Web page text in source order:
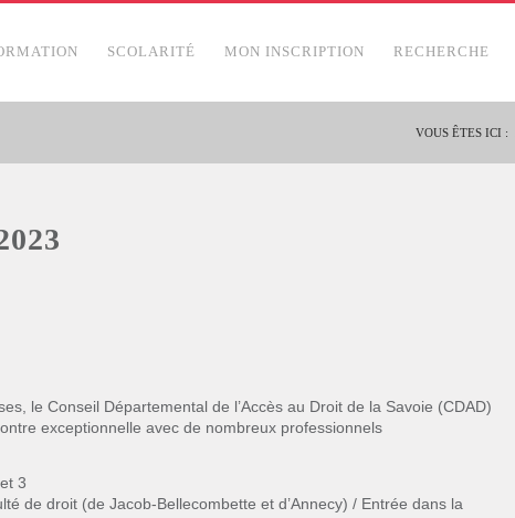
SCOLARITÉ MON INSCRIPTION RECHERCHE
VOUS ÊTES ICI :
le Conseil Départemental de l’Accès au Droit de la Savoie (CDAD)
exceptionnelle avec de nombreux professionnels
3
de droit (de Jacob-Bellecombette et d’Annecy) / Entrée dans la